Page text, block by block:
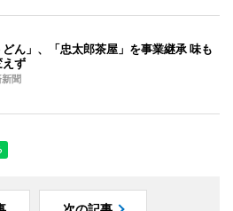
ん」、「忠太郎茶屋」を事業継承 味も
えず
聞